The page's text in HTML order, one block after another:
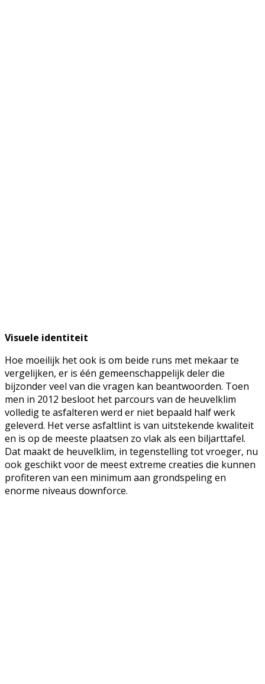
Visuele identiteit
Hoe moeilijk het ook is om beide runs met mekaar te
vergelijken, er is één gemeenschappelijk deler die
bijzonder veel van die vragen kan beantwoorden. Toen
men in 2012 besloot het parcours van de heuvelklim
volledig te asfalteren werd er niet bepaald half werk
geleverd. Het verse asfaltlint is van uitstekende kwaliteit
en is op de meeste plaatsen zo vlak als een biljarttafel.
Dat maakt de heuvelklim, in tegenstelling tot vroeger, nu
ook geschikt voor de meest extreme creaties die kunnen
profiteren van een minimum aan grondspeling en
enorme niveaus downforce.